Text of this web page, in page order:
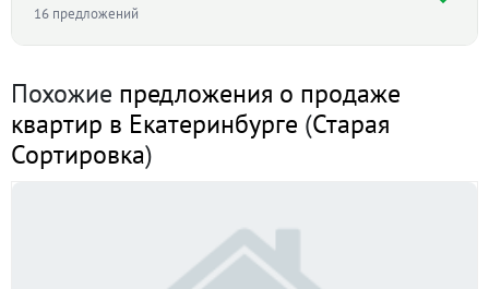
Срок
16 предложений
II пол. 2023 I пол. 2024
Похожие предложения о продаже
квартир в Екатеринбурге (Старая
Сортировка)